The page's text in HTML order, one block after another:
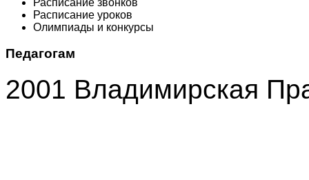
Расписание уроков
Олимпиады и конкурсы
Педагогам
2001 Владимирская